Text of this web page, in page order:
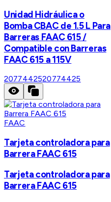
Unidad Hidráulica o
Bomba CBAC de 1.5 L Para
Barreras FAAC 615 /
Compatible con Barreras
FAAC 615 a 115V
2077442520774425
FAAC
Tarjeta controladora para
Barrera FAAC 615
Tarjeta controladora para
Barrera FAAC 615